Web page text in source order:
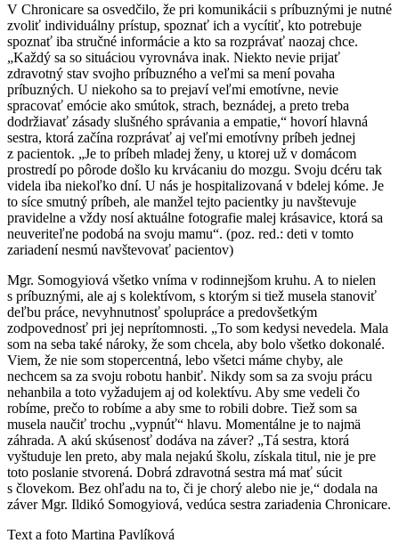
V Chronicare sa osvedčilo, že pri komunikácii s príbuznými je nutné
zvoliť individuálny prístup, spoznať ich a vycítiť, kto potrebuje
spoznať iba stručné informácie a kto sa rozprávať naozaj chce.
„Každý sa so situáciou vyrovnáva inak. Niekto nevie prijať
zdravotný stav svojho príbuzného a veľmi sa mení povaha
príbuzných. U niekoho sa to prejaví veľmi emotívne, nevie
spracovať emócie ako smútok, strach, beznádej, a preto treba
dodržiavať zásady slušného správania a empatie,“ hovorí hlavná
sestra, ktorá začína rozprávať aj veľmi emotívny príbeh jednej
z pacientok. „Je to príbeh mladej ženy, u ktorej už v domácom
prostredí po pôrode došlo ku krvácaniu do mozgu. Svoju dcéru tak
videla iba niekoľko dní. U nás je hospitalizovaná v bdelej kóme. Je
to síce smutný príbeh, ale manžel tejto pacientky ju navštevuje
pravidelne a vždy nosí aktuálne fotografie malej krásavice, ktorá sa
neuveriteľne podobá na svoju mamu“. (poz. red.: deti v tomto
zariadení nesmú navštevovať pacientov)
Mgr. Somogyiová všetko vníma v rodinnejšom kruhu. A to nielen
s príbuznými, ale aj s kolektívom, s ktorým si tiež musela stanoviť
deľbu práce, nevyhnutnosť spolupráce a predovšetkým
zodpovednosť pri jej neprítomnosti. „To som kedysi nevedela. Mala
som na seba také nároky, že som chcela, aby bolo všetko dokonalé.
Viem, že nie som stopercentná, lebo všetci máme chyby, ale
nechcem sa za svoju robotu hanbiť. Nikdy som sa za svoju prácu
nehanbila a toto vyžadujem aj od kolektívu. Aby sme vedeli čo
robíme, prečo to robíme a aby sme to robili dobre. Tiež som sa
musela naučiť trochu „vypnúť“ hlavu. Momentálne je to najmä
záhrada. A akú skúsenosť dodáva na záver? „Tá sestra, ktorá
vyštuduje len preto, aby mala nejakú školu, získala titul, nie je pre
toto poslanie stvorená. Dobrá zdravotná sestra má mať súcit
s človekom. Bez ohľadu na to, či je chorý alebo nie je,“ dodala na
záver Mgr. Ildikó Somogyiová, vedúca sestra zariadenia Chronicare.
Text a foto Martina Pavlíková